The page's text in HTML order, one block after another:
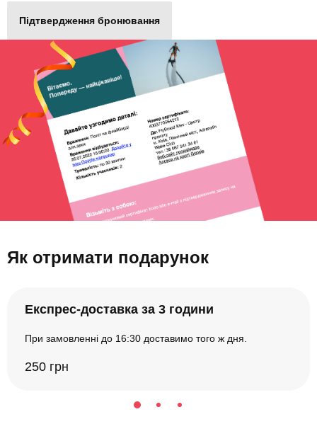
Підтвердження бронювання
Як отримати подарунок
Експрес-доставка за 3 години
При замовленні до 16:30 доставимо того ж дня.
250 грн